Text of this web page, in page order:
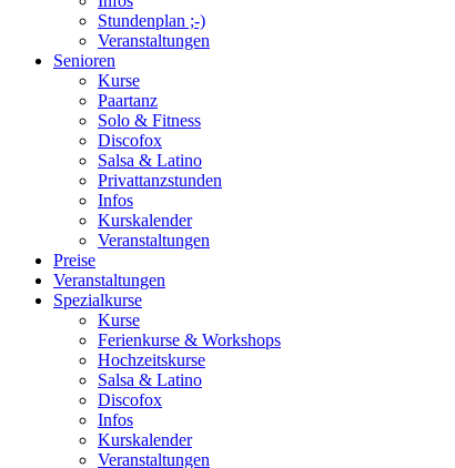
Stundenplan ;-)
Veranstaltungen
Senioren
Kurse
Paartanz
Solo & Fitness
Discofox
Salsa & Latino
Privattanzstunden
Infos
Kurskalender
Veranstaltungen
Preise
Veranstaltungen
Spezialkurse
Kurse
Ferienkurse & Workshops
Hochzeitskurse
Salsa & Latino
Discofox
Infos
Kurskalender
Veranstaltungen